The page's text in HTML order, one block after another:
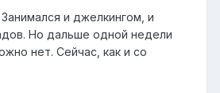
и джелкингом, и
Но дальше одной недели
нет. Сейчас, как и со